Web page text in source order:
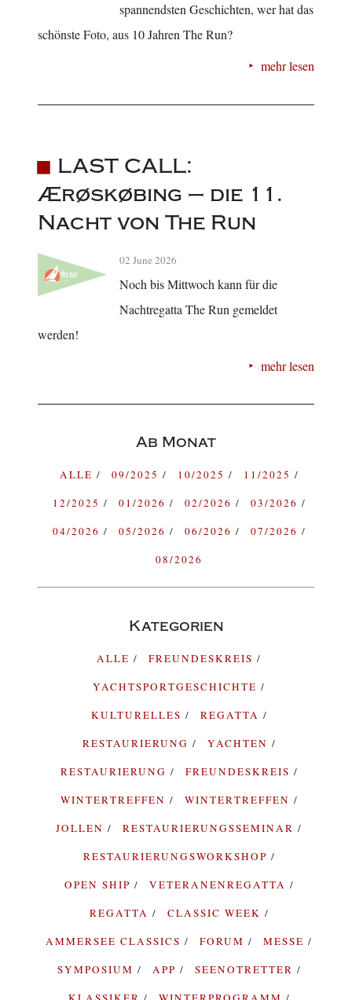
spannendsten Geschichten, wer hat das
schönste Foto, aus 10 Jahren The Run?
mehr lesen
LAST CALL:
Ærøskøbing – die 11.
Nacht von The Run
02 June 2026
Noch bis Mittwoch kann für die
Nachtregatta The Run gemeldet
werden!
mehr lesen
Ab Monat
ALLE 09/2025 10/2025
11/2025
12/2025
01/2026 02/2026
03/2026
04/2026
05/2026 06/2026
07/2026
08/2026
Kategorien
ALLE
FREUNDESKREIS
YACHTSPORTGESCHICHTE
KULTURELLES
REGATTA
RESTAURIERUNG
YACHTEN
RESTAURIERUNG
FREUNDESKREIS
WINTERTREFFEN
WINTERTREFFEN
JOLLEN
RESTAURIERUNGSSEMINAR
RESTAURIERUNGSWORKSHOP
OPEN SHIP
VETERANENREGATTA
REGATTA
CLASSIC WEEK
AMMERSEE CLASSICS
FORUM
MESSE
SYMPOSIUM
APP
SEENOTRETTER